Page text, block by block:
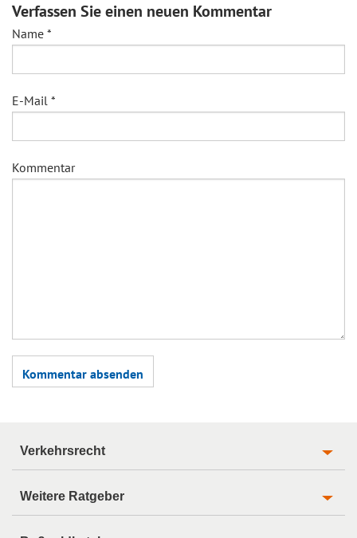
Verfassen Sie einen neuen Kommentar
Name *
E-Mail *
Kommentar
Verkehrsrecht
Weitere Ratgeber